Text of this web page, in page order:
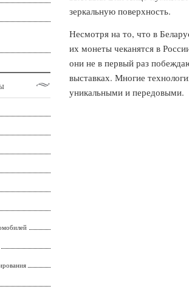
зеркальную поверхность.
Несмотря на то, что в
их монеты чеканятся в
они не в первый раз
выставках. Многие
уникальными и передовыми.